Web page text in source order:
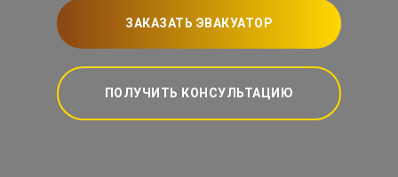
ЗАКАЗАТЬ ЭВАКУАТОР
ПОЛУЧИТЬ КОНСУЛЬТАЦИЮ